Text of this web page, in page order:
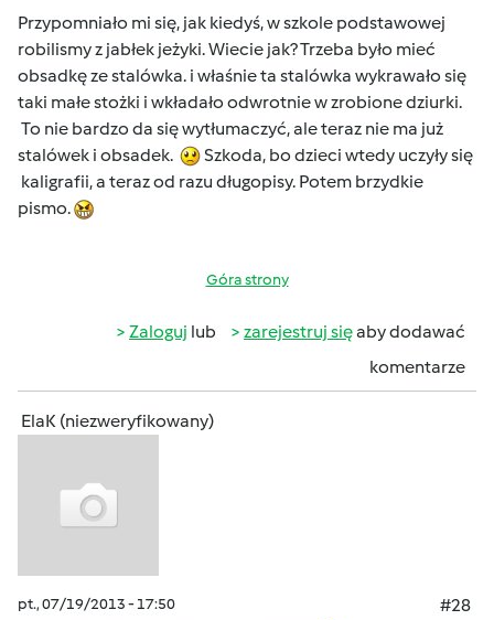
Przypomniało mi się, jak kiedyś, w szkole podstawowej
robilismy z jabłek jeżyki. Wiecie jak? Trzeba było mieć
obsadkę ze stalówka. i właśnie ta stalówka wykrawało się
taki małe stożki i wkładało odwrotnie w zrobione dziurki.
To nie bardzo da się wytłumaczyć, ale teraz nie ma już
stalówek i obsadek.
Szkoda, bo dzieci wtedy uczyły się
kaligrafii, a teraz od razu długopisy. Potem brzydkie
pismo.
Góra strony
Zaloguj lub zarejestruj sięaby dodawać
komentarze
ElaK (niezweryfikowany)
pt., 07/19/2013 - 17:50
#28